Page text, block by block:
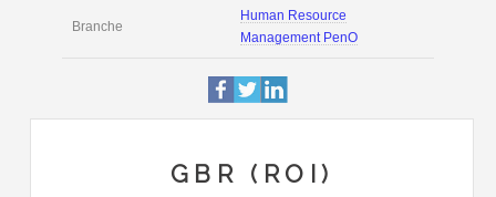
Tarief € 75 per uur ex
Boekhoudsoftware
GBR (ROI)